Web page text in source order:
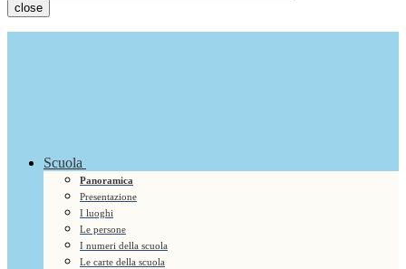
close
Scuola
Panoramica
Presentazione
I luoghi
Le persone
I numeri della scuola
Le carte della scuola